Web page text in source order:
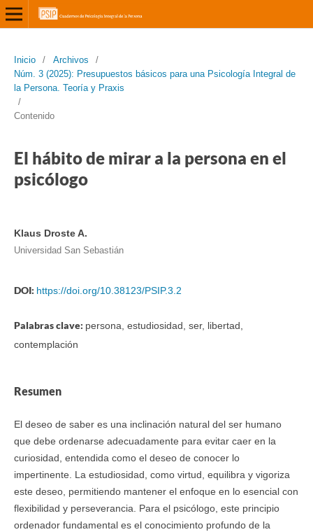
Inicio / Archivos
/
Núm. 3 (2025): Presupuestos básicos para una Psicología Integral de
la Persona. Teoría y Praxis
/
Contenido
El hábito de mirar a la persona en el
psicólogo
Klaus Droste A.
Universidad San Sebastián
DOI: https://doi.org/10.38123/PSIP.3.2
Palabras clave: persona, estudiosidad, ser, libertad,
contemplación
Resumen
El deseo de saber es una inclinación natural del ser humano
que debe ordenarse adecuadamente para evitar caer en la
curiosidad, entendida como el deseo de conocer lo
impertinente. La estudiosidad, como virtud, equilibra y vigoriza
este deseo, permitiendo mantener el enfoque en lo esencial con
flexibilidad y perseverancia. Para el psicólogo, este principio
ordenador fundamental es el conocimiento profundo de la